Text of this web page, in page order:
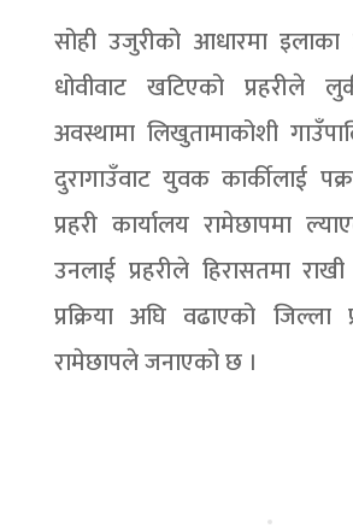
सोही उजुरीको आधारमा इलाका
धोवीवाट खटिएको प्रहरीले
अवस्थामा लिखुतामाकोशी
दुरागाउँवाट युवक कार्कीलाई
प्रहरी कार्यालय रामेछापमा
उनलाई प्रहरीले हिरासतमा
प्रक्रिया अघि वढाएको जिल्ला
रामेछापले जनाएको छ ।